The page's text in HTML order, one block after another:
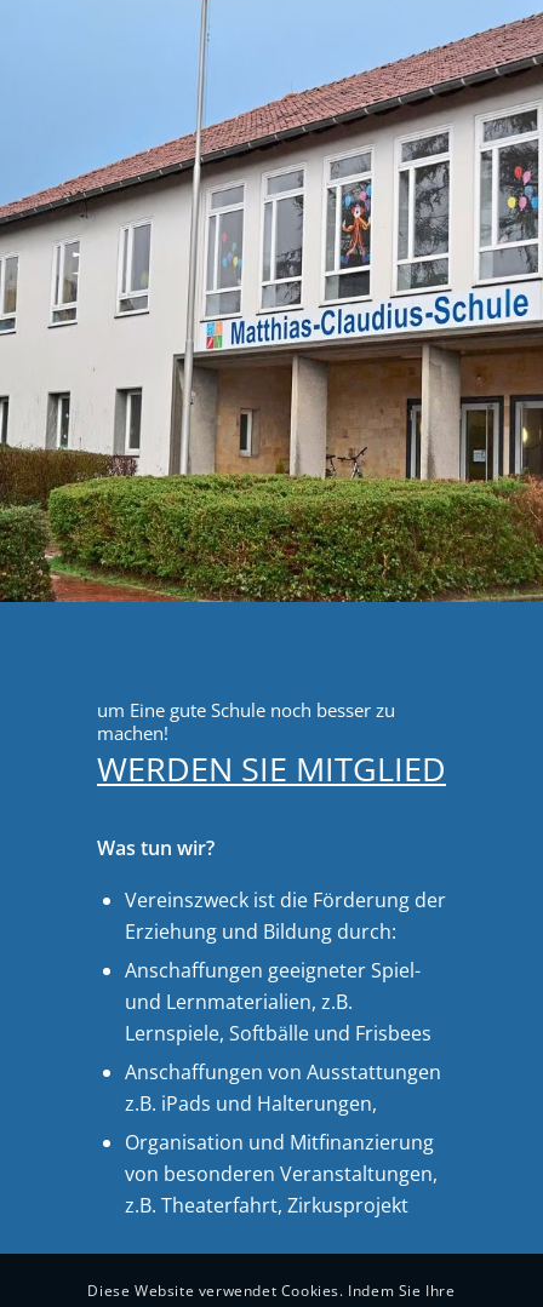
um Eine gute Schule noch besser zu
machen!
WERDEN SIE MITGLIED
Was tun wir?
Vereinszweck ist die Förderung der
Erziehung und Bildung durch:
Anschaffungen geeigneter Spiel-
und Lernmaterialien, z.B.
Lernspiele, Softbälle und Frisbees
Anschaffungen von Ausstattungen
z.B. iPads und Halterungen,
Organisation und Mitfinanzierung
von besonderen Veranstaltungen,
z.B. Theaterfahrt, Zirkusprojekt
Diese Website verwendet Cookies. Indem Sie Ihre